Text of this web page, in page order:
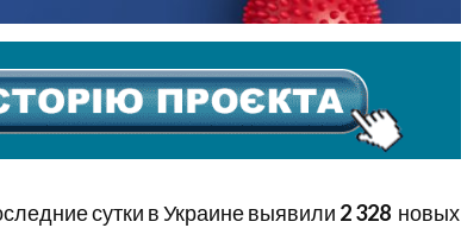
сутки в Украине выявили 2 328 новых